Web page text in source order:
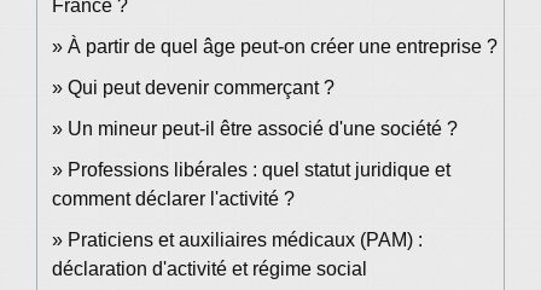
France ?
À partir de quel âge peut-on créer une entreprise ?
Qui peut devenir commerçant ?
Un mineur peut-il être associé d'une société ?
Professions libérales : quel statut juridique et
comment déclarer l'activité ?
Praticiens et auxiliaires médicaux (PAM) :
déclaration d'activité et régime social